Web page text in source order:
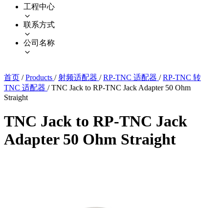
工程中心
联系方式
公司名称
首页 / Products / 射频适配器 / RP-TNC 适配器 / RP-TNC 转
TNC 适配器 / TNC Jack to RP-TNC Jack Adapter 50 Ohm
Straight
TNC Jack to RP-TNC Jack
Adapter 50 Ohm Straight